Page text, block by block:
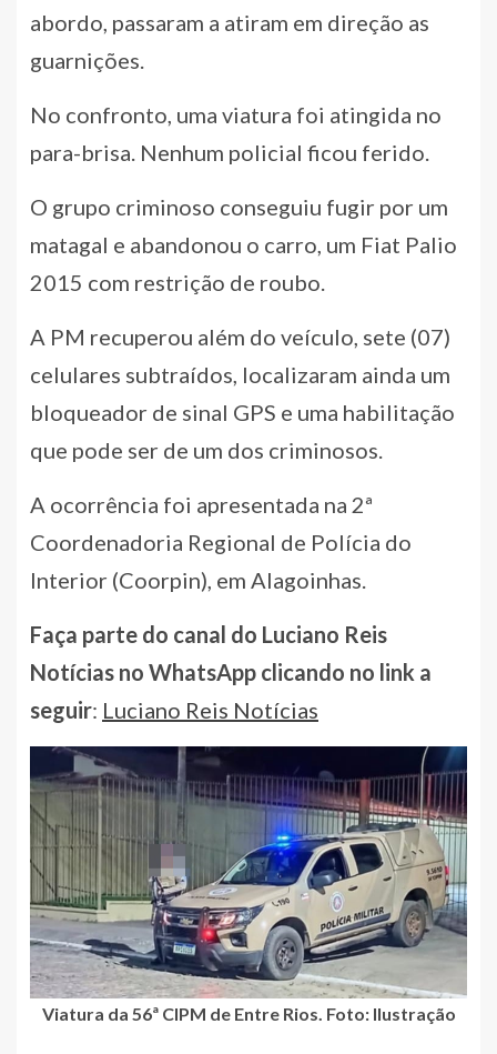
abordo, passaram a atiram em direção as
guarnições.
No confronto, uma viatura foi atingida no
para-brisa. Nenhum policial ficou ferido.
O grupo criminoso conseguiu fugir por um
matagal e abandonou o carro, um Fiat Palio
2015 com restrição de roubo.
A PM recuperou além do veículo, sete (07)
celulares subtraídos, localizaram ainda um
bloqueador de sinal GPS e uma habilitação
que pode ser de um dos criminosos.
A ocorrência foi apresentada na 2ª
Coordenadoria Regional de Polícia do
Interior (Coorpin), em Alagoinhas.
Faça parte do canal do Luciano Reis
Notícias no WhatsApp clicando no link a
seguir: Luciano Reis Notícias
Viatura da 56ª CIPM de Entre Rios. Foto: Ilustração